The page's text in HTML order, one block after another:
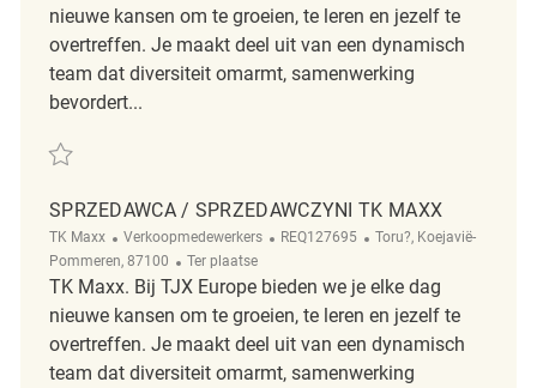
nieuwe kansen om te groeien, te leren en jezelf te
overtreffen. Je maakt deel uit van een dynamisch
team dat diversiteit omarmt, samenwerking
bevordert...
Redden Sprzedawca / Sprzedawczyni REQ132483
SPRZEDAWCA / SPRZEDAWCZYNI TK MAXX
TK Maxx Categorie
Verkoopmedewerkers ReqId
REQ127695 Plaats
Toru?, Koejavië-
Pommeren, 87100
Afgelegen
Ter plaatse
TK Maxx. Bij TJX Europe bieden we je elke dag
nieuwe kansen om te groeien, te leren en jezelf te
overtreffen. Je maakt deel uit van een dynamisch
team dat diversiteit omarmt, samenwerking